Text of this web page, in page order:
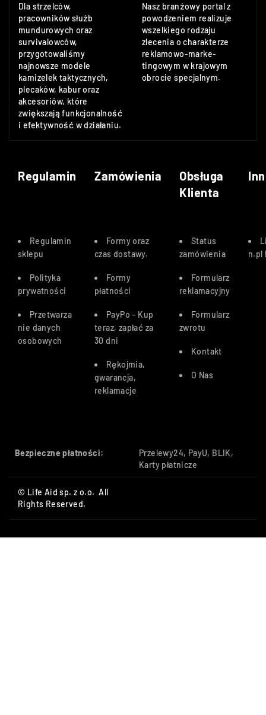
Dla strzelców,
pracowników służb
mundurowych oraz
survivalowców,
przygotowaliśmy
najnowsze modele
kamizelek taktycznych,
plecaków, kabur oraz
akcesoriów, które
zwiększają funkcjonalność
i efektywność w działaniu.
Nasz branżowy portal z
powodzeniem realizuje
wszelkiego rodzaju
zlecenia o charakterze
reklamowo-marke-
tingowym w krajowym
obrocie specjalnym.
Regulamin Zamówienia
Obsługa
Klienta
Regulamin
sklepu
Polityka
prywatności
Przetwarza
nie danych
osobowych
Formy oraz
czas dostawy.
Formy
płatności
PayPo – Kup
teraz, zapłać za
30 dni
Rękojmia,
gwarancja,
reklamacje
Status
zamówienia
Formularz
reklamacyjny
Formularz
zwrotu
Kontakt
O Nas
n.pl
Bezpieczne płatności:
Przelewy24, PayU, BLIK,
Karty płatnicze
© Life Aid sp. z o.o. All
Rights Reserved.